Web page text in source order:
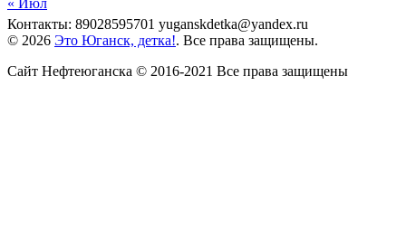
« Июл
Контакты: 89028595701 yuganskdetka@yandex.ru
© 2026 Это Юганск, детка!. Все права защищены.
Сайт Нефтеюганска © 2016-2021 Все права защищены